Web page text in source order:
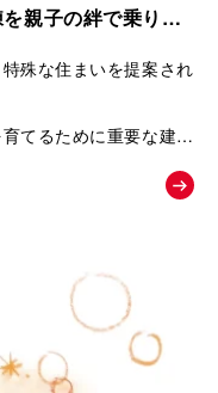
はなく、友人との会話
を描くことで、企業へ
す。
理念・アフターメンテ
とは何か」
た方が「まずは勉強会
親子の絆で乗り越
殊な住まいを提案され
てるために重要な建材
を、わかりやすくお客